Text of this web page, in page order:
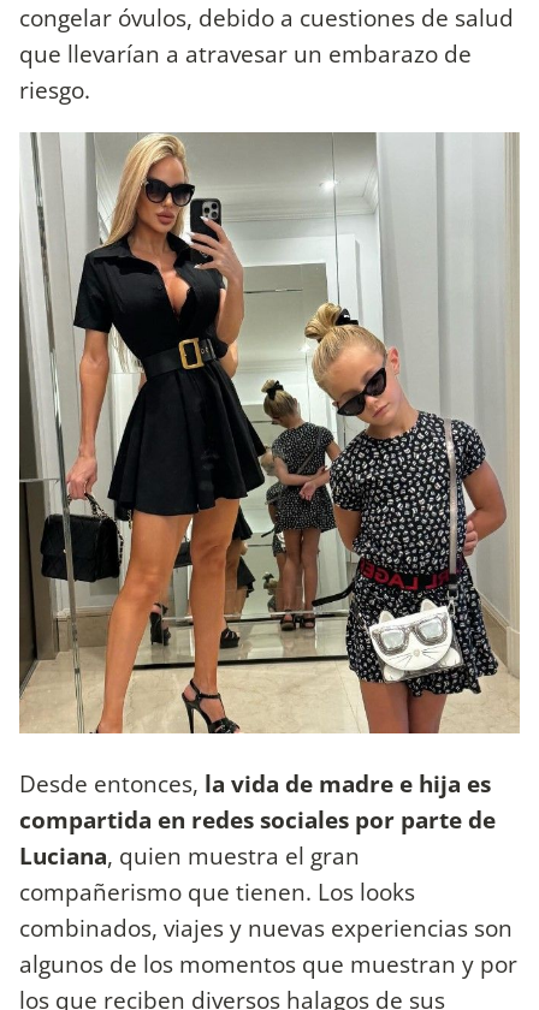
congelar óvulos, debido a cuestiones de salud
que llevarían a atravesar un embarazo de
riesgo.
Desde entonces, la vida de madre e hija es
compartida en redes sociales por parte de
Luciana, quien muestra el gran
compañerismo que tienen. Los looks
combinados, viajes y nuevas experiencias son
algunos de los momentos que muestran y por
los que reciben diversos halagos de sus